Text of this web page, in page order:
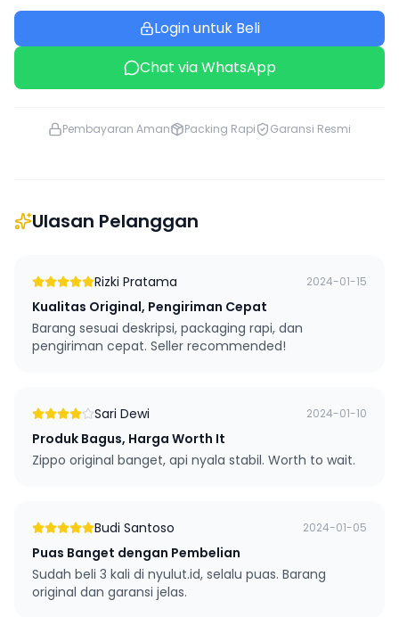
Login untuk Beli
Chat via WhatsApp
Pembayaran Aman Packing Rapi Garansi Resmi
Ulasan Pelanggan
Rizki Pratama 2024-01-15
Kualitas Original, Pengiriman Cepat
Barang sesuai deskripsi, packaging rapi, dan
pengiriman cepat. Seller recommended!
Sari Dewi 2024-01-10
Produk Bagus, Harga Worth It
Zippo original banget, api nyala stabil. Worth to wait.
Budi Santoso 2024-01-05
Puas Banget dengan Pembelian
Sudah beli 3 kali di nyulut.id, selalu puas. Barang
original dan garansi jelas.